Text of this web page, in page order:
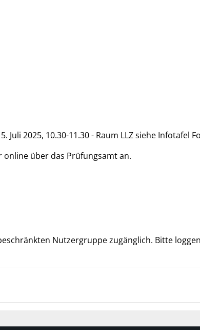
Juli 2025, 10.30-11.30 - Raum LLZ siehe Infotafel
online über das Prüfungsamt an.
Nutzergruppe zugänglich. Bitte